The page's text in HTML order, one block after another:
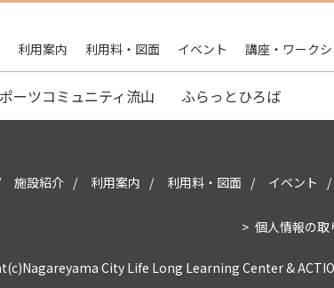
利用案内 利用料・図面 イベント 講座・ワーク
ーツコミュニティ流山 ふらっとひろば
施設紹介 利用案内 利用料・図面 イベント
個人情報の取
City Life Long Learning Center &